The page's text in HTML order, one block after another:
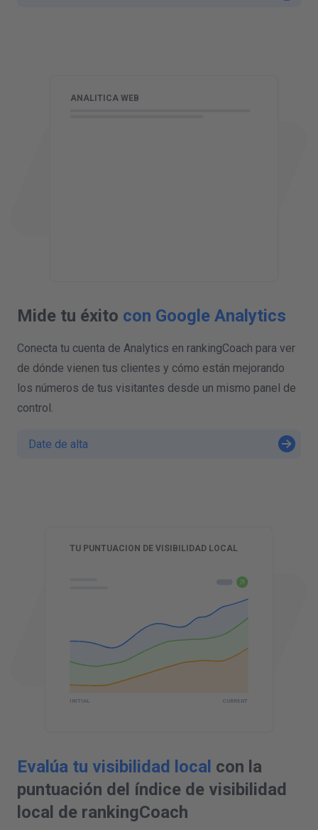
Mide tu éxito con Google Analytics
Conecta tu cuenta de Analytics en rankingCoach para ver
de dónde vienen tus clientes y cómo están mejorando
los números de tus visitantes desde un mismo panel de
control.
Date de alta
ANALITICA WEB
Evalúa tu visibilidad local con la
puntuación del índice de visibilidad
local de rankingCoach
CURRENT
INITIAL
TU PUNTUACION DE VISIBILIDAD LOCAL